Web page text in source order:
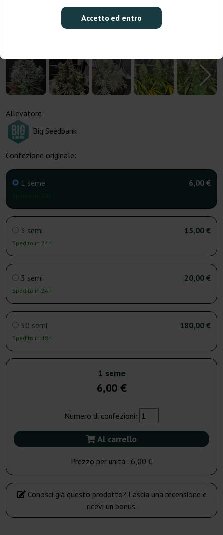
Accetto ed entro
Allevatore:
Big Seedbank
Confezione originale:
1 seme 6,00 €
3 semi
Spedito in 24h
15,00 €
5 semi
Spedito in 24h
20,00 €
50 semi
Spedito in 48h
180,00 €
1 seme
6,00 €
Numero di confezioni:
Al carrello
Prezzo per unità.: 6,00 €
Conosci già questo prodotto? Lascia una recensione e
ricevi un bonus.